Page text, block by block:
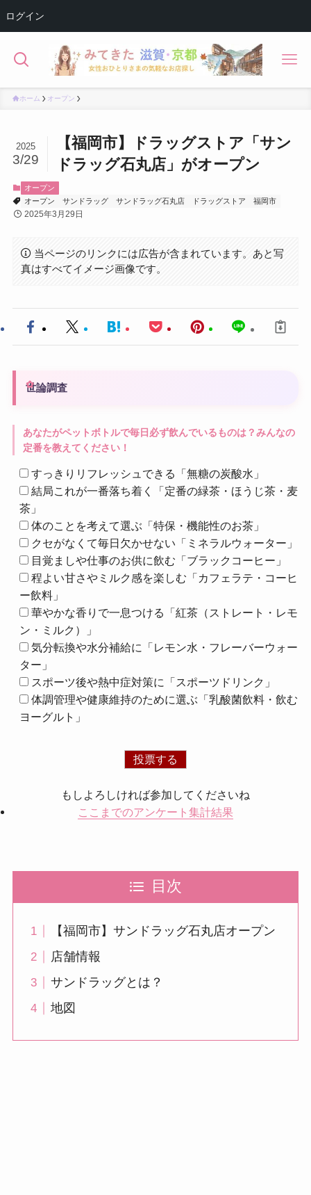
ログイン
ホーム オープン
【福岡市】ドラッグストア「サン
ドラッグ石丸店」がオープン
2025
3/29
オープン
オープン
サンドラッグ サンドラッグ石丸店 ドラッグストア 福岡市
2025年3月29日
当ページのリンクには広告が含まれています。あと写
真はすべてイメージ画像です。
世論調査
あなたがペットボトルで毎日必ず飲んでいるものは？みんなの
定番を教えてください！
すっきりリフレッシュできる「無糖の炭酸水」
結局これが一番落ち着く「定番の緑茶・ほうじ茶・麦
茶」
体のことを考えて選ぶ「特保・機能性のお茶」
クセがなくて毎日欠かせない「ミネラルウォーター」
目覚ましや仕事のお供に飲む「ブラックコーヒー」
程よい甘さやミルク感を楽しむ「カフェラテ・コーヒ
ー飲料」
華やかな香りで一息つける「紅茶（ストレート・レモ
ン・ミルク）」
気分転換や水分補給に「レモン水・フレーバーウォー
ター」
スポーツ後や熱中症対策に「スポーツドリンク」
体調管理や健康維持のために選ぶ「乳酸菌飲料・飲む
ヨーグルト」
もしよろしければ参加してくださいね
ここまでのアンケート集計結果
目次
【福岡市】サンドラッグ石丸店オープン
店舗情報
サンドラッグとは？
地図